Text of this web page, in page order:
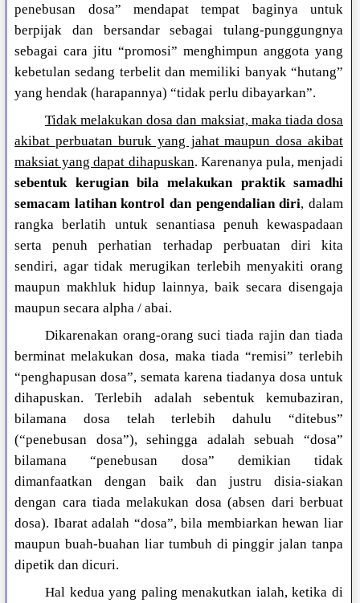
penebusan dosa” mendapat tempat baginya untuk
berpijak dan bersandar sebagai tulang-punggungnya
sebagai cara jitu “promosi” menghimpun anggota yang
kebetulan sedang terbelit dan memiliki banyak “hutang”
yang hendak (harapannya) “tidak perlu dibayarkan”.
Tidak melakukan dosa dan maksiat, maka tiada dosa
akibat perbuatan buruk yang jahat maupun dosa akibat
maksiat yang dapat dihapuskan. Karenanya pula, menjadi
sebentuk kerugian bila melakukan praktik samadhi
semacam latihan kontrol dan pengendalian diri, dalam
rangka berlatih untuk senantiasa penuh kewaspadaan
serta penuh perhatian terhadap perbuatan diri kita
sendiri, agar tidak merugikan terlebih menyakiti orang
maupun makhluk hidup lainnya, baik secara disengaja
maupun secara alpha / abai.
Dikarenakan orang-orang suci tiada rajin dan tiada
berminat melakukan dosa, maka tiada “remisi” terlebih
“penghapusan dosa”, semata karena tiadanya dosa untuk
dihapuskan. Terlebih adalah sebentuk kemubaziran,
bilamana dosa telah terlebih dahulu “ditebus”
(“penebusan dosa”), sehingga adalah sebuah “dosa”
bilamana “penebusan dosa” demikian tidak
dimanfaatkan dengan baik dan justru disia-siakan
dengan cara tiada melakukan dosa (absen dari berbuat
dosa). Ibarat adalah “dosa”, bila membiarkan hewan liar
maupun buah-buahan liar tumbuh di pinggir jalan tanpa
dipetik dan dicuri.
Hal kedua yang paling menakutkan ialah, ketika di